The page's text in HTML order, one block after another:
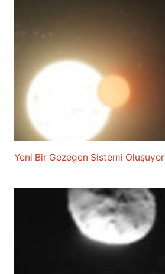
Yeni Bir Gezegen Sistemi Oluşuyor